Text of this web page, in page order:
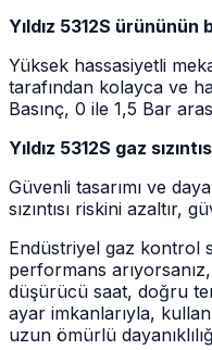
Yıldız 5312S ürününün
Yüksek hassasiyetli
tarafından kolayca ve
Basınç, 0 ile 1,5 Bar
Yıldız 5312S gaz
Güvenli tasarımı ve
sızıntısı riskini azaltır,
Endüstriyel gaz kontrol
performans arıyorsanız,
düşürücü saat, doğru
ayar imkanlarıyla,
uzun ömürlü